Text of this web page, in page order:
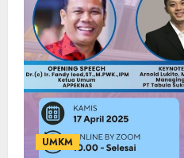
UMKM